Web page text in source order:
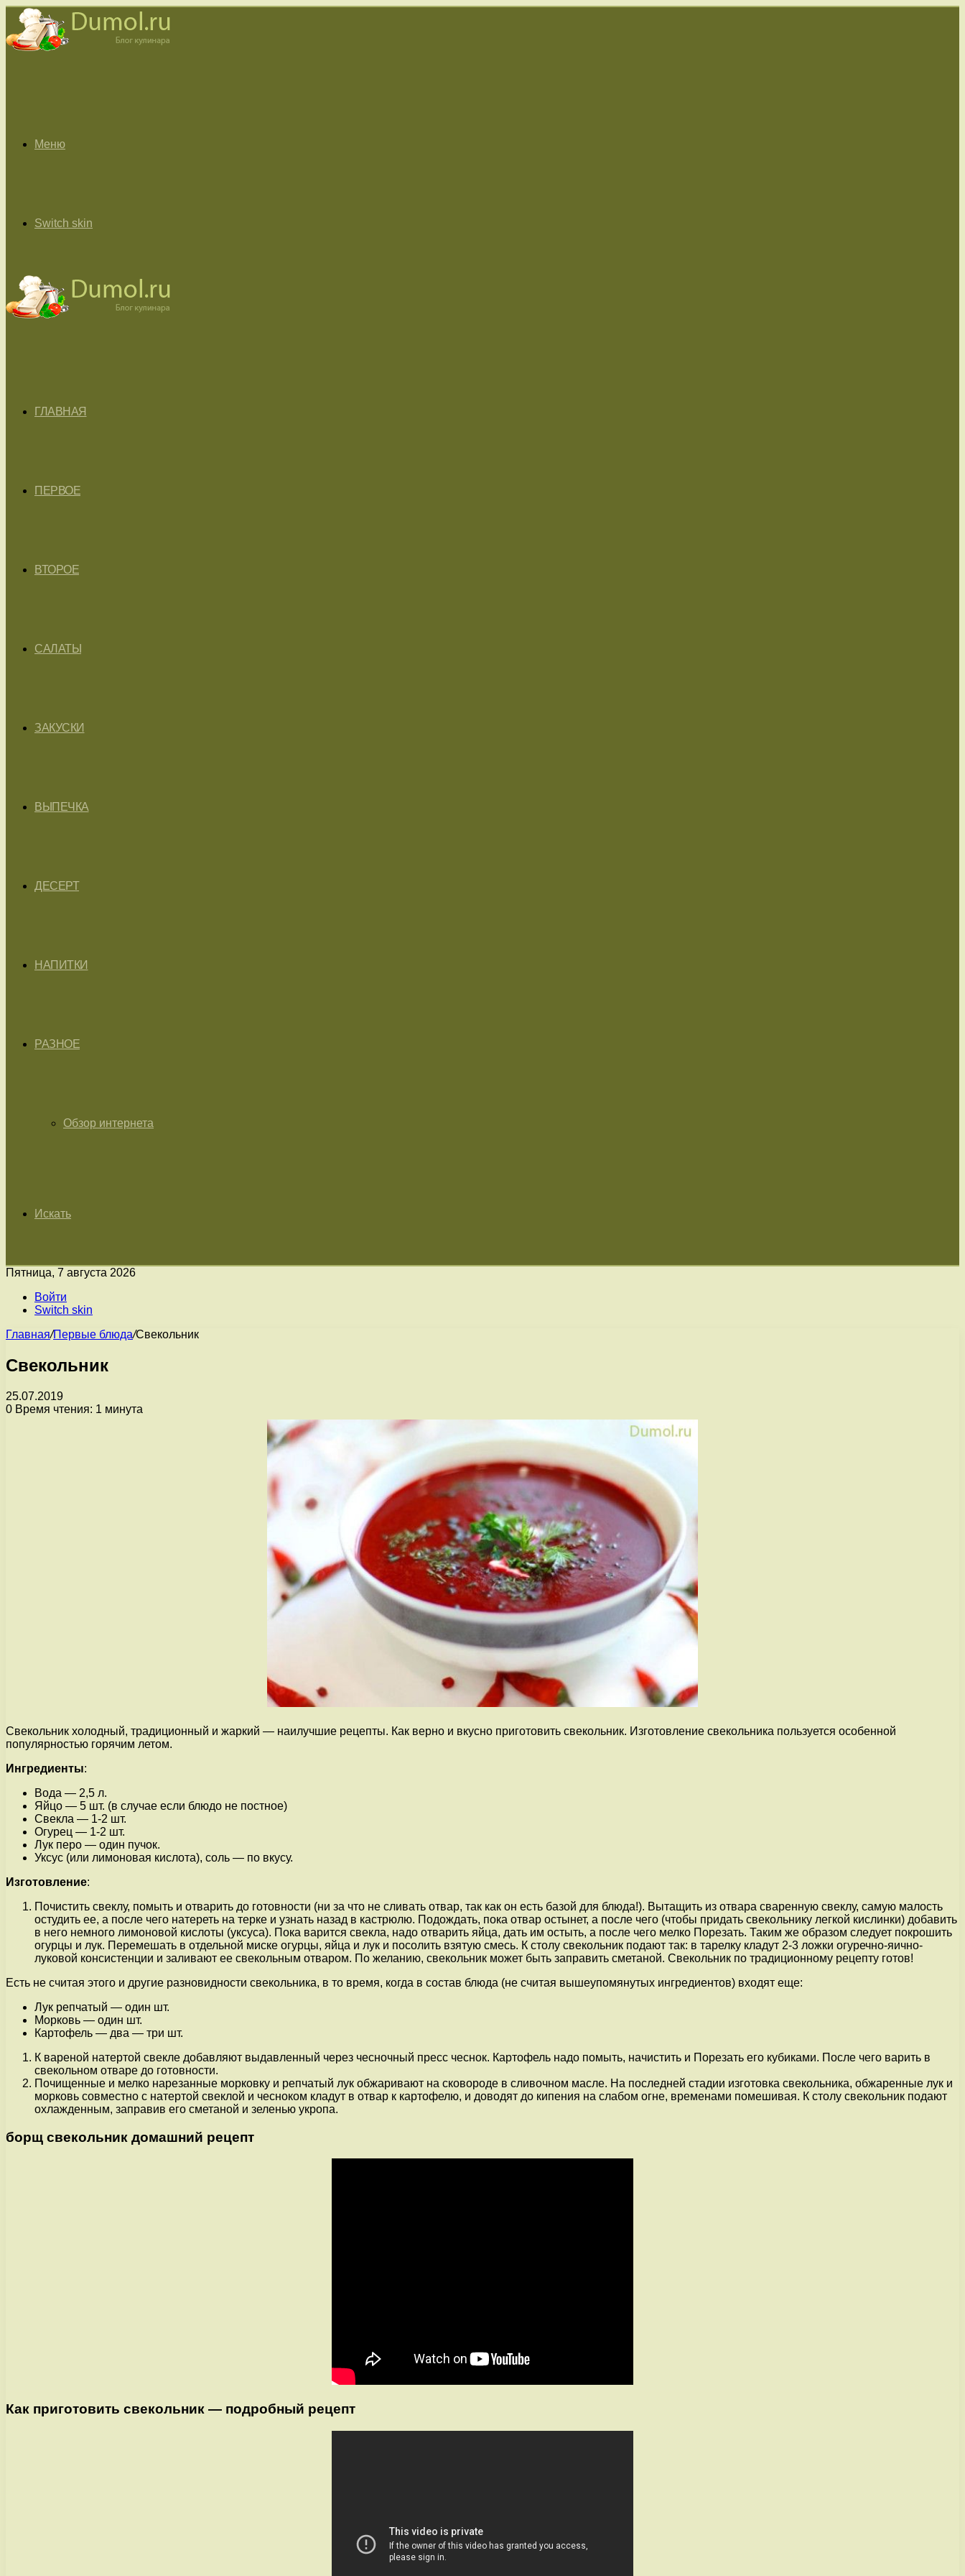
Меню
Switch skin
ГЛАВНАЯ
ПЕРВОЕ
ВТОРОЕ
САЛАТЫ
ЗАКУСКИ
ВЫПЕЧКА
ДЕСЕРТ
НАПИТКИ
РАЗНОЕ
Обзор интернета
Искать
Пятница, 7 августа 2026
Войти
Switch skin
Главная/Первые блюда/Свекольник
Свекольник
25.07.2019
0 Время чтения: 1 минута
Свекольник холодный, традиционный и жаркий — наилучшие рецепты. Как верно и вкусно приготовить свекольник. Изготовление свекольника пользуется особенной
популярностью горячим летом.
Ингредиенты:
Вода — 2,5 л.
Яйцо — 5 шт. (в случае если блюдо не постное)
Свекла — 1-2 шт.
Огурец — 1-2 шт.
Лук перо — один пучок.
Уксус (или лимоновая кислота), соль — по вкусу.
Изготовление:
Почистить свеклу, помыть и отварить до готовности (ни за что не сливать отвар, так как он есть базой для блюда!). Вытащить из отвара сваренную свеклу, самую малость
остудить ее, а после чего натереть на терке и узнать назад в кастрюлю. Подождать, пока отвар остынет, а после чего (чтобы придать свекольнику легкой кислинки) добавить
в него немного лимоновой кислоты (уксуса). Пока варится свекла, надо отварить яйца, дать им остыть, а после чего мелко Порезать. Таким же образом следует покрошить
огурцы и лук. Перемешать в отдельной миске огурцы, яйца и лук и посолить взятую смесь. К столу свекольник подают так: в тарелку кладут 2-3 ложки огуречно-яично-
луковой консистенции и заливают ее свекольным отваром. По желанию, свекольник может быть заправить сметаной. Свекольник по традиционному рецепту готов!
Есть не считая этого и другие разновидности свекольника, в то время, когда в состав блюда (не считая вышеупомянутых ингредиентов) входят еще:
Лук репчатый — один шт.
Морковь — один шт.
Картофель — два — три шт.
К вареной натертой свекле добавляют выдавленный через чесночный пресс чеснок. Картофель надо помыть, начистить и Порезать его кубиками. После чего варить в
свекольном отваре до готовности.
Почищенные и мелко нарезанные морковку и репчатый лук обжаривают на сковороде в сливочном масле. На последней стадии изготовка свекольника, обжаренные лук и
морковь совместно с натертой свеклой и чесноком кладут в отвар к картофелю, и доводят до кипения на слабом огне, временами помешивая. К столу свекольник подают
охлажденным, заправив его сметаной и зеленью укропа.
борщ свекольник домашний рецепт
Как приготовить свекольник — подробный рецепт